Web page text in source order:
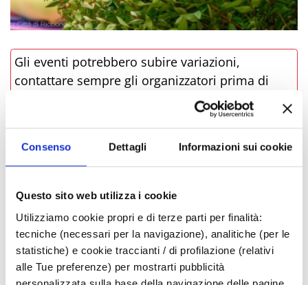
Consenso Dettagli Informazioni sui cookie
Questo sito web utilizza i cookie
Utilizziamo cookie propri e di terze parti per finalità:
tecniche (necessari per la navigazione), analitiche (per le
statistiche) e cookie traccianti / di profilazione (relativi
alle Tue preferenze) per mostrarti pubblicità
Gli eventi potrebbero subire variazioni,
contattare sempre gli organizzatori prima di
LINK ALL'EVENTO
­DOVE